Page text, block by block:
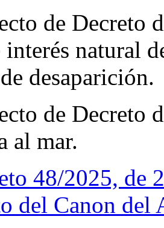
de Decreto
interés natural
desaparición.
de Decreto
al mar.
48/2025, de
del Canon del